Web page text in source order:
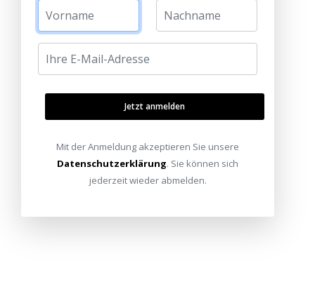
Jetzt anmelden
Mit der Anmeldung akzeptieren Sie unsere
Datenschutzerklärung. Sie können sich
jederzeit wieder abmelden.